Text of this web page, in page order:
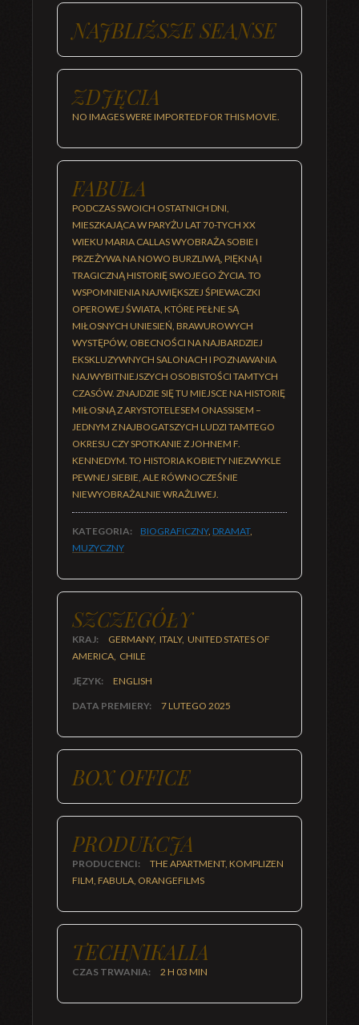
NAJBLIŻSZE SEANSE
ZDJĘCIA
NO IMAGES WERE IMPORTED FOR THIS MOVIE.
FABUŁA
PODCZAS SWOICH OSTATNICH DNI,
MIESZKAJĄCA W PARYŻU LAT 70-TYCH XX
WIEKU MARIA CALLAS WYOBRAŻA SOBIE I
PRZEŻYWA NA NOWO BURZLIWĄ, PIĘKNĄ I
TRAGICZNĄ HISTORIĘ SWOJEGO ŻYCIA. TO
WSPOMNIENIA NAJWIĘKSZEJ ŚPIEWACZKI
OPEROWEJ ŚWIATA, KTÓRE PEŁNE SĄ
MIŁOSNYCH UNIESIEŃ, BRAWUROWYCH
WYSTĘPÓW, OBECNOŚCI NA NAJBARDZIEJ
EKSKLUZYWNYCH SALONACH I POZNAWANIA
NAJWYBITNIEJSZYCH OSOBISTOŚCI TAMTYCH
CZASÓW. ZNAJDZIE SIĘ TU MIEJSCE NA HISTORIĘ
MIŁOSNĄ Z ARYSTOTELESEM ONASSISEM –
JEDNYM Z NAJBOGATSZYCH LUDZI TAMTEGO
OKRESU CZY SPOTKANIE Z JOHNEM F.
KENNEDYM. TO HISTORIA KOBIETY NIEZWYKLE
PEWNEJ SIEBIE, ALE RÓWNOCZEŚNIE
NIEWYOBRAŻALNIE WRAŻLIWEJ.
KATEGORIA: BIOGRAFICZNY, DRAMAT,
MUZYCZNY
SZCZEGÓŁY
KRAJ:
GERMANY, ITALY, UNITED STATES OF
AMERICA, CHILE
JĘZYK: ENGLISH
DATA PREMIERY: 7 LUTEGO 2025
BOX OFFICE
PRODUKCJA
PRODUCENCI:
THE APARTMENT, KOMPLIZEN
FILM, FABULA, ORANGEFILMS
TECHNIKALIA
CZAS TRWANIA: 2 H 03 MIN